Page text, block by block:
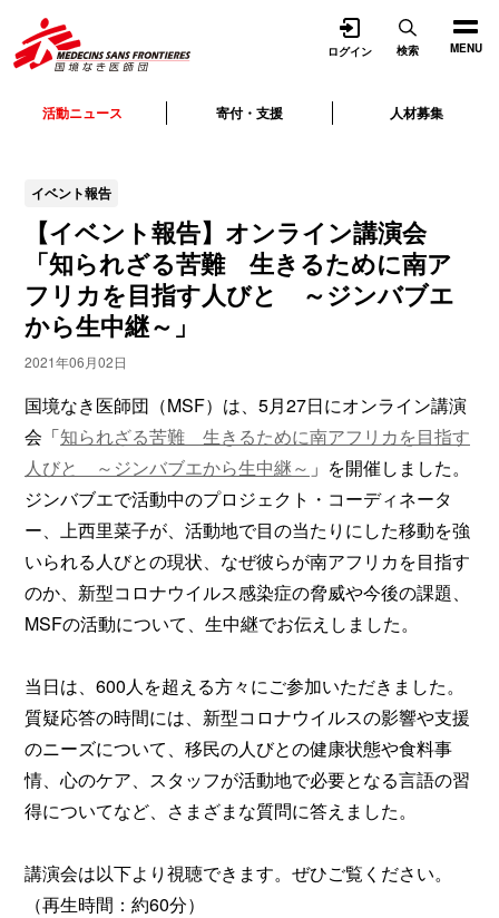
MENU
活動ニュース 寄付・支援 人材募集
ログイン 検索
イベント報告
【イベント報告】オンライン講演会
「知られざる苦難 生きるために南ア
フリカを目指す人びと ～ジンバブエ
から生中継～」
2021年06月02日
国境なき医師団（MSF）は、5月27日にオンライン講演
会「知られざる苦難 生きるために南アフリカを目指す
人びと ～ジンバブエから生中継～ 」を開催しました。
ジンバブエで活動中のプロジェクト・コーディネータ
ー、上西里菜子が、活動地で目の当たりにした移動を強
いられる人びとの現状、なぜ彼らが南アフリカを目指す
のか、新型コロナウイルス感染症の脅威や今後の課題、
MSFの活動について、生中継でお伝えしました。
当日は、600人を超える方々にご参加いただきました。
質疑応答の時間には、新型コロナウイルスの影響や支援
のニーズについて、移民の人びとの健康状態や食料事
情、心のケア、スタッフが活動地で必要となる言語の習
得についてなど、さまざまな質問に答えました。
講演会は以下より視聴できます。ぜひご覧ください。
（再生時間：約60分）